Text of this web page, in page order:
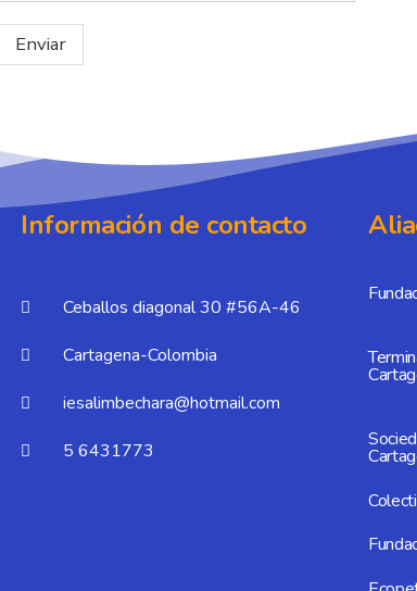
Enviar
Información de contacto
Ceballos diagonal 30 #56A-46
Cartagena-Colombia
iesalimbechara@hotmail.com
5 6431773